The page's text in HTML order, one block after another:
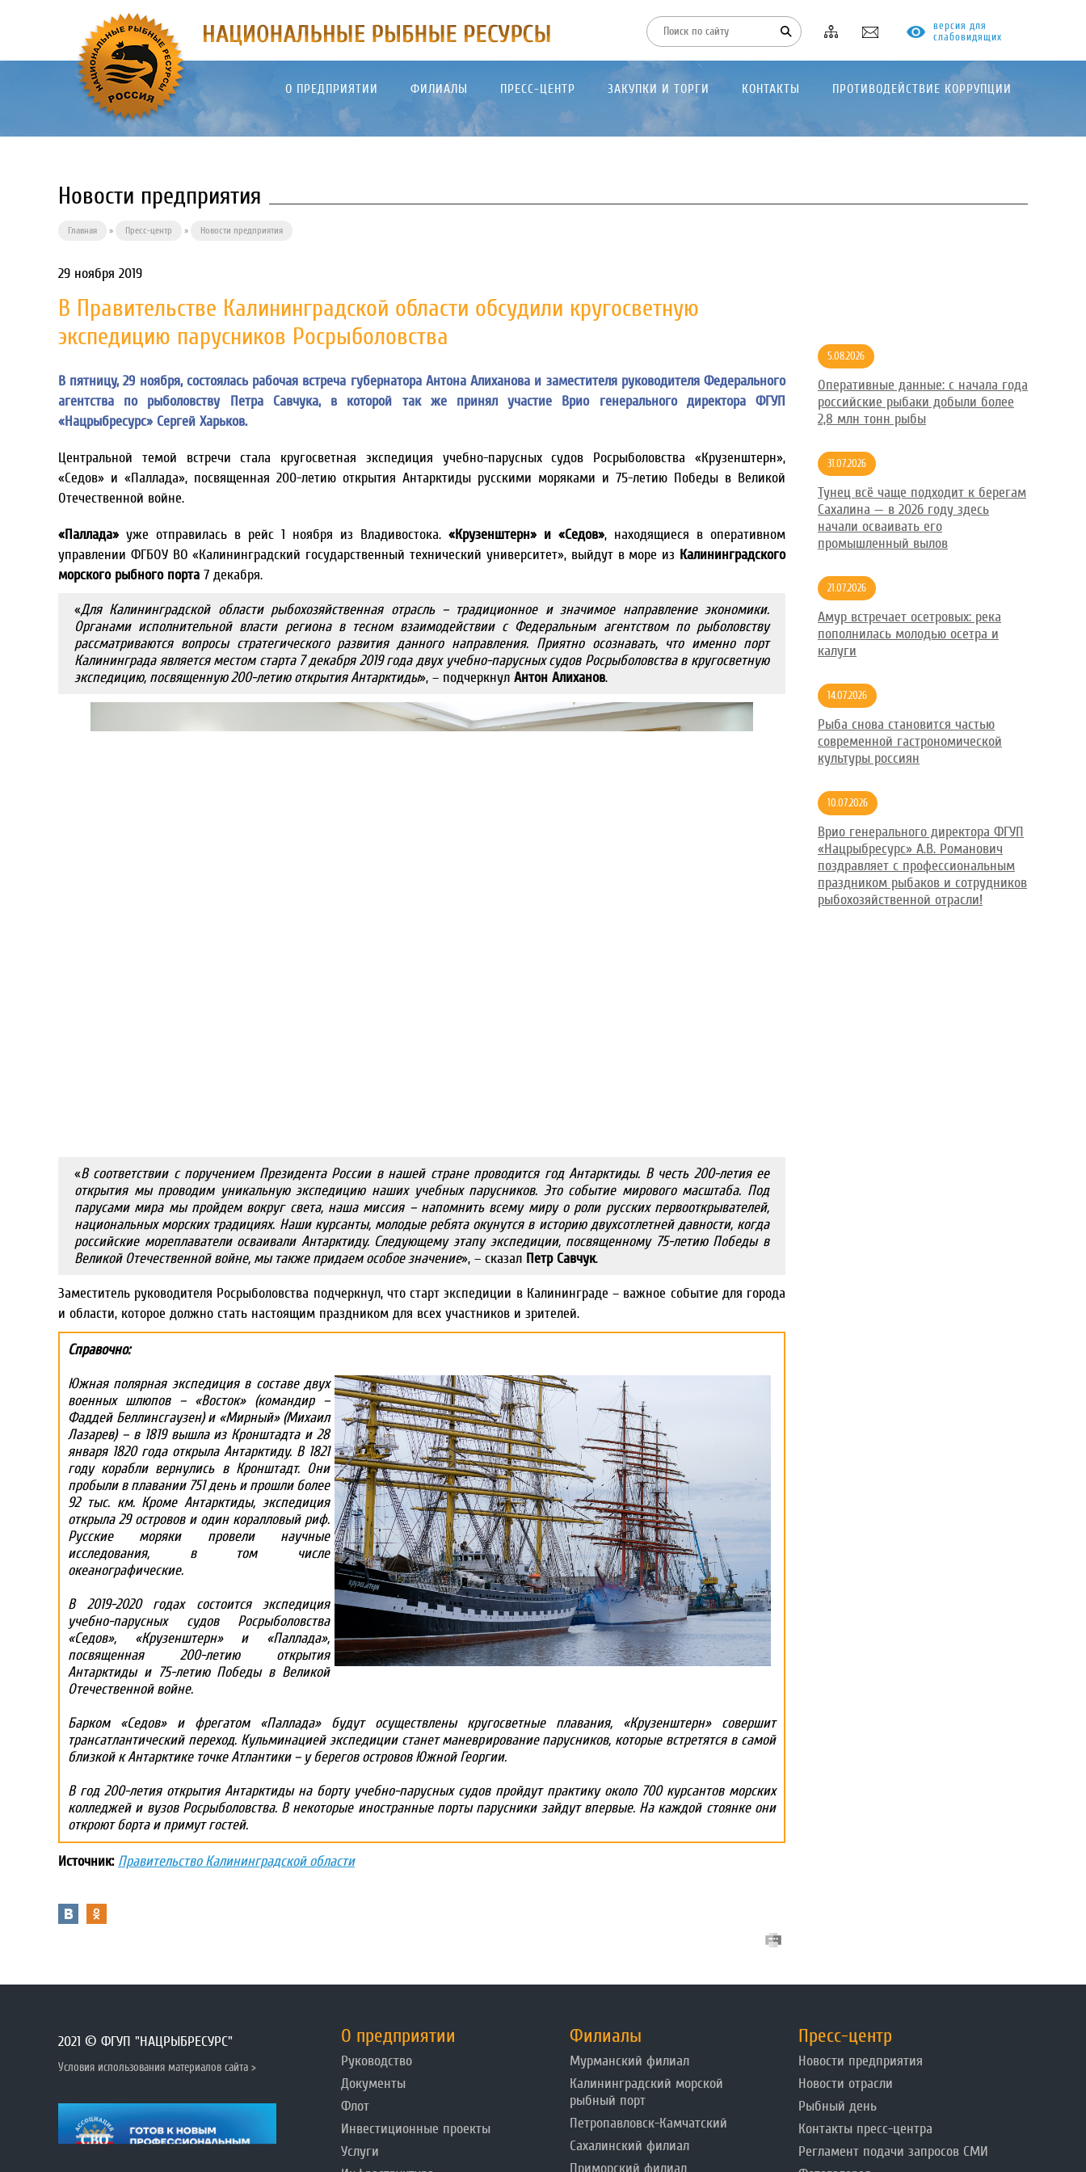
версия для
слабовидящих
О ПРЕДПРИЯТИИ ФИЛИАЛЫ ПРЕСС-ЦЕНТР ЗАКУПКИ И ТОРГИ КОНТАКТЫ ПРОТИВОДЕЙСТВИЕ КОРРУПЦИИ
Новости предприятия
Главная » Пресс-центр » Новости предприятия
29 ноября 2019
В Правительстве Калининградской области обсудили кругосветную
экспедицию парусников Росрыболовства
В пятницу, 29 ноября, состоялась рабочая встреча губернатора Антона Алиханова и заместителя руководителя Федерального
агентства по рыболовству Петра Савчука, в которой так же принял участие Врио генерального директора ФГУП
«Нацрыбресурс» Сергей Харьков.
Центральной темой встречи стала кругосветная экспедиция учебно-парусных судов Росрыболовства «Крузенштерн»,
«Седов» и «Паллада», посвященная 200-летию открытия Антарктиды русскими моряками и 75-летию Победы в Великой
Отечественной войне.
«Паллада»уже отправилась в рейс 1 ноября из Владивостока. «Крузенштерн» и «Седов», находящиеся в оперативном
управлении ФГБОУ ВО «Калининградский государственный технический университет», выйдут в море из Калининградского
морского рыбного порта 7 декабря.
«Для Калининградской области рыбохозяйственная отрасль – традиционное и значимое направление экономики.
Органами исполнительной власти региона в тесном взаимодействии с Федеральным агентством по рыболовству
рассматриваются вопросы стратегического развития данного направления. Приятно осознавать, что именно порт
Калининграда является местом старта 7 декабря 2019 года двух учебно-парусных судов Росрыболовства в кругосветную
экспедицию, посвященную 200-летию открытия Антарктиды», – подчеркнул Антон Алиханов.
«В соответствии с поручением Президента России в нашей стране проводится год Антарктиды. В честь 200-летия ее
открытия мы проводим уникальную экспедицию наших учебных парусников. Это событие мирового масштаба. Под
парусами мира мы пройдем вокруг света, наша миссия – напомнить всему миру о роли русских первооткрывателей,
национальных морских традициях. Наши курсанты, молодые ребята окунутся в историю двухсотлетней давности, когда
российские мореплаватели осваивали Антарктиду. Следующему этапу экспедиции, посвященному 75-летию Победы в
Великой Отечественной войне, мы также придаем особое значение», – сказал Петр Савчук.
Заместитель руководителя Росрыболовства подчеркнул, что старт экспедиции в Калининграде – важное событие для города
и области, которое должно стать настоящим праздником для всех участников и зрителей.
Справочно:
Южная полярная экспедиция в составе двух
военных шлюпов – «Восток» (командир –
Фаддей Беллинсгаузен) и «Мирный» (Михаил
Лазарев) – в 1819 вышла из Кронштадта и 28
января 1820 года открыла Антарктиду. В 1821
году корабли вернулись в Кронштадт. Они
пробыли в плавании 751 день и прошли более
92 тыс. км. Кроме Антарктиды, экспедиция
открыла 29 островов и один коралловый риф.
Русские моряки провели научные
исследования, в том числе
океанографические.
В 2019-2020 годах состоится экспедиция
учебно-парусных судов Росрыболовства
«Седов», «Крузенштерн» и «Паллада»,
посвященная 200-летию открытия
Антарктиды и 75-летию Победы в Великой
Отечественной войне.
Барком «Седов» и фрегатом «Паллада» будут осуществлены кругосветные плавания, «Крузенштерн» совершит
трансатлантический переход. Кульминацией экспедиции станет маневрирование парусников, которые встретятся в самой
близкой к Антарктике точке Атлантики – у берегов островов Южной Георгии.
В год 200-летия открытия Антарктиды на борту учебно-парусных судов пройдут практику около 700 курсантов морских
колледжей и вузов Росрыболовства. В некоторые иностранные порты парусники зайдут впервые. На каждой стоянке они
откроют борта и примут гостей.
Источник: Правительство Калининградской области
5.08.2026
Оперативные данные: с начала года
российские рыбаки добыли более
2,8 млн тонн рыбы
31.07.2026
Тунец всё чаще подходит к берегам
Сахалина — в 2026 году здесь
начали осваивать его
промышленный вылов
21.07.2026
Амур встречает осетровых: река
пополнилась молодью осетра и
калуги
14.07.2026
Рыба снова становится частью
современной гастрономической
культуры россиян
10.07.2026
Врио генерального директора ФГУП
«Нацрыбресурс» А.В. Романович
поздравляет с профессиональным
праздником рыбаков и сотрудников
рыбохозяйственной отрасли!
2021 © ФГУП "НАЦРЫБРЕСУРС"
Условия использования материалов сайта >
О предприятии
Руководство
Документы
Флот
Инвестиционные проекты
Услуги
Филиалы
Мурманский филиал
Калининградский морской
рыбный порт
Петропавловск-Камчатский
Сахалинский филиал
Пресс-центр
Новости предприятия
Новости отрасли
Рыбный день
Контакты пресс-центра
Регламент подачи запросов СМИ